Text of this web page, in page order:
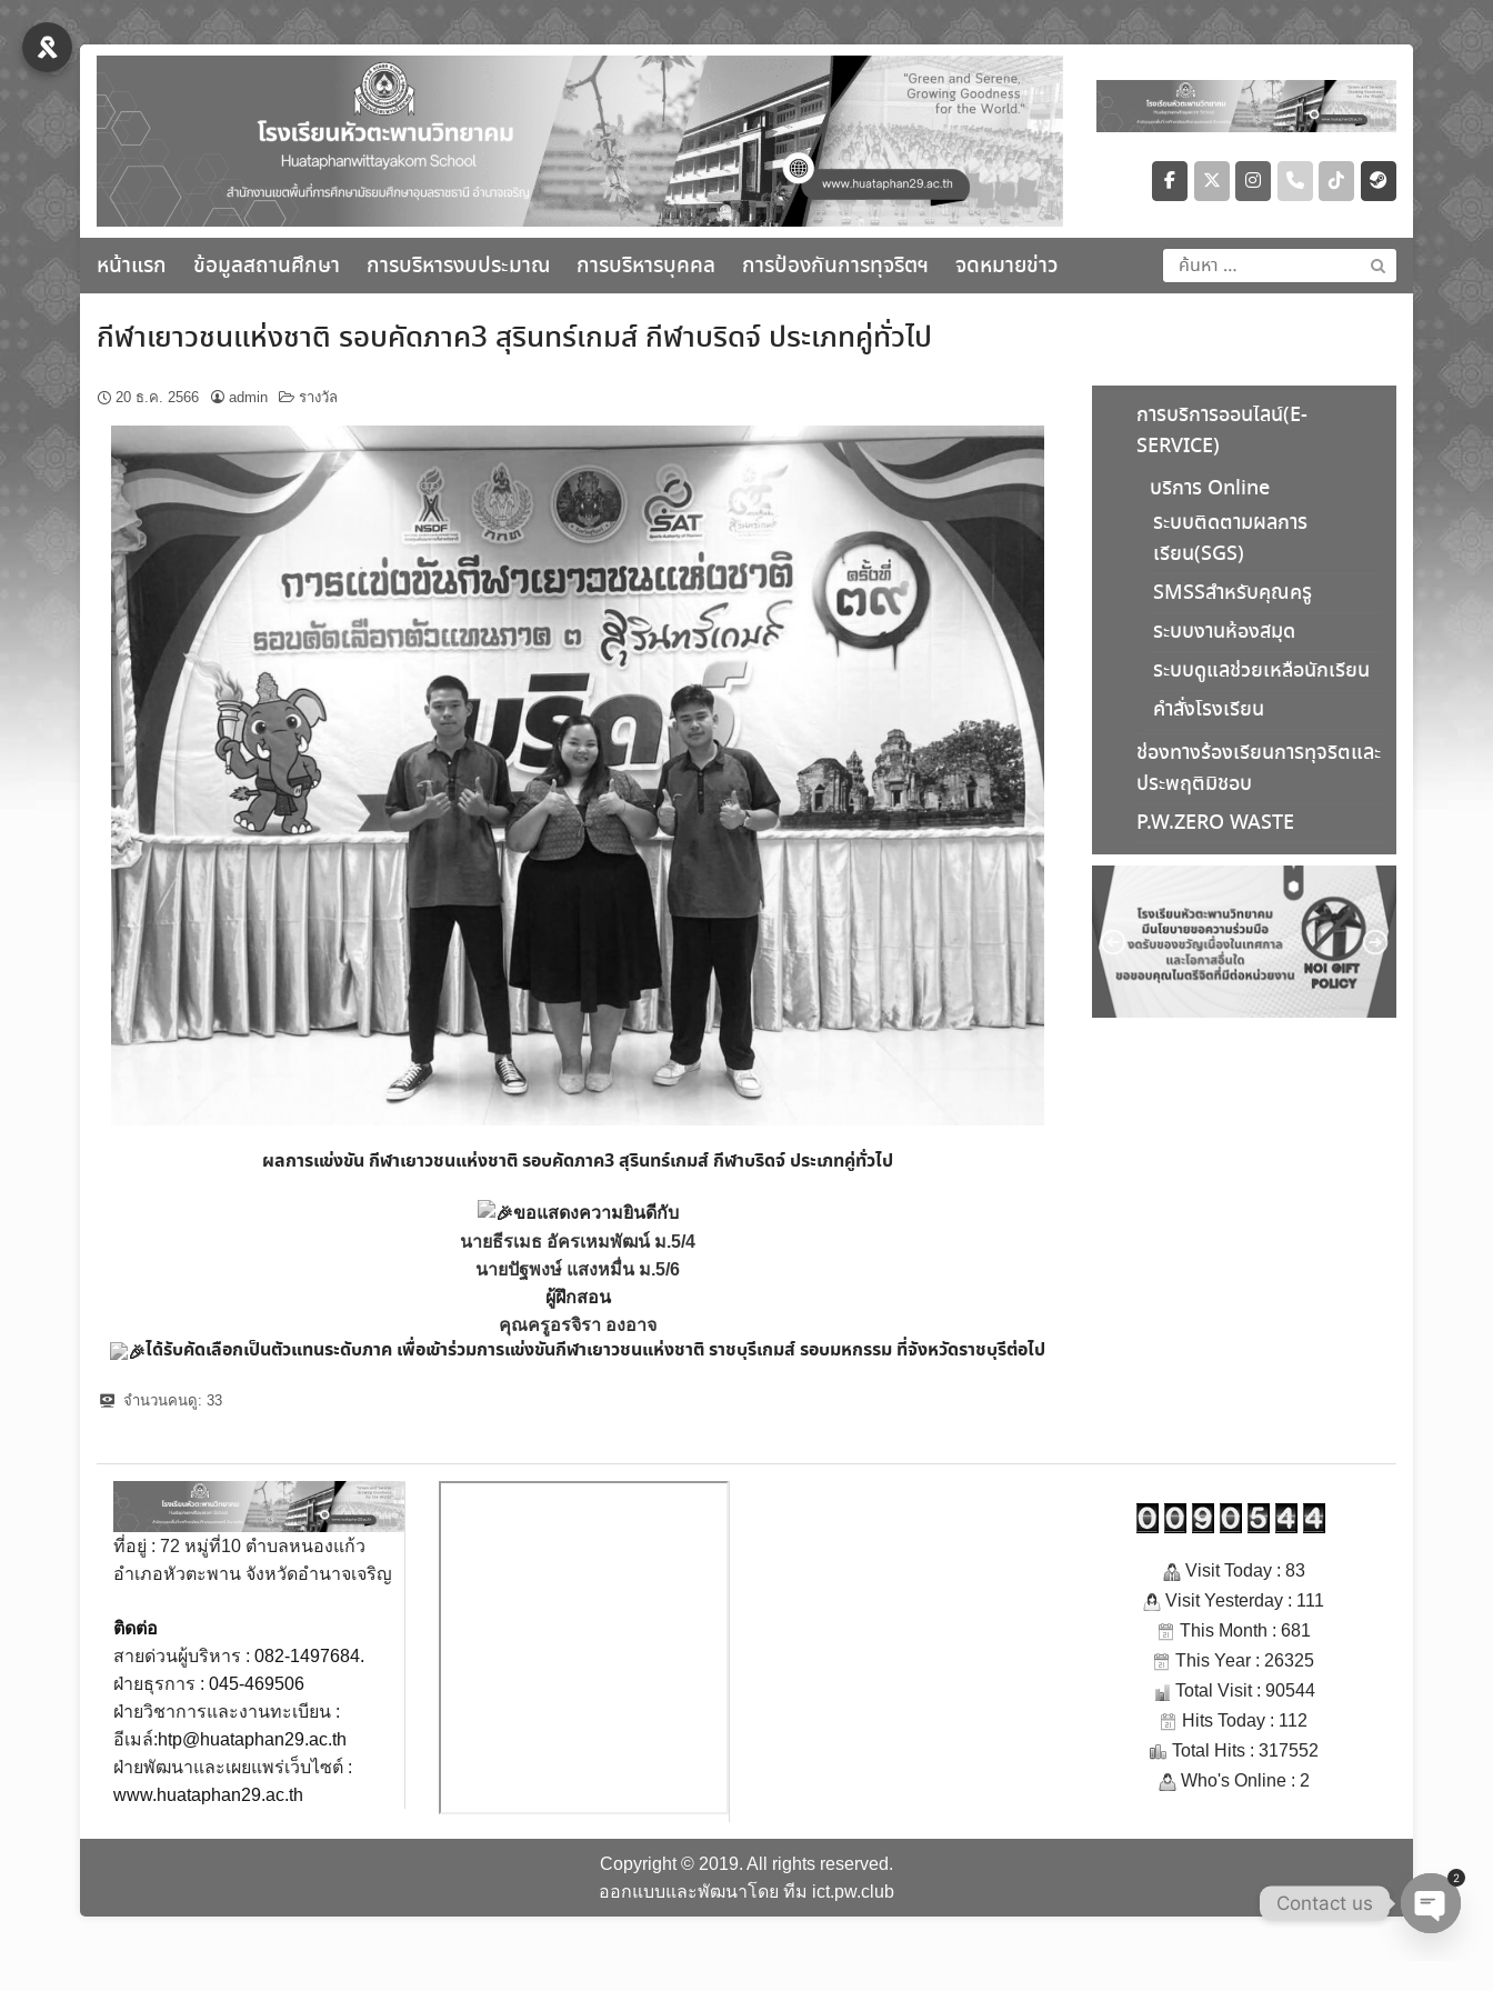
Skip
content
หน้าแรก ข้อมูลสถานศึกษา การบริหารงบประมาณ การบริหารบุคคล การป้องกันการทุจริตฯ จดหมายข่าว
ค้นหา
สำหรับ:
กีฬาเยาวชนแห่งชาติ รอบคัดภาค3 สุรินทร์เกมส์ กีฬาบริดจ์ ประเภทคู่ทั่วไป
20 ธ.ค. 2566 admin รางวัล
ผลการแข่งขัน กีฬาเยาวชนแห่งชาติ รอบคัดภาค3 สุรินทร์เกมส์ กีฬาบริดจ์ ประเภทคู่ทั่วไป
ขอแสดงความยินดีกับ
นายธีรเมธ อัครเหมพัฒน์ ม.5/4
นายปัฐพงษ์ แสงหมื่น ม.5/6
ผู้ฝึกสอน
คุณครูอรจิรา องอาจ
ได้รับคัดเลือกเป็นตัวแทนระดับภาค เพื่อเข้าร่วมการแข่งขันกีฬาเยาวชนแห่งชาติ ราชบุรีเกมส์ รอบมหกรรม ที่จังหวัดราชบุรีต่อไป
จำนวนคนดู: 33
การบริการออนไลน์(E-
SERVICE)
บริการ Online
ระบบติดตามผลการ
เรียน(SGS)
SMSSสำหรับคุณครู
ระบบงานห้องสมุด
ระบบดูแลช่วยเหลือนักเรียน
คำสั่งโรงเรียน
ช่องทางร้องเรียนการทุจริตและ
ประพฤติมิชอบ
P.W.ZERO WASTE
ที่อยู่ : 72 หมู่ที่10 ตำบลหนองแก้ว
อำเภอหัวตะพาน จังหวัดอำนาจเจริญ
ติดต่อ
สายด่วนผู้บริหาร : 082-1497684.
ฝ่ายธุรการ : 045-469506
ฝ่ายวิชาการและงานทะเบียน :
อีเมล์:htp@huataphan29.ac.th
ฝ่ายพัฒนาและเผยแพร่เว็บไซต์ :
www.huataphan29.ac.th
Visit Today : 83
Visit Yesterday : 111
This Month : 681
This Year : 26325
Total Visit : 90544
Hits Today : 112
Total Hits : 317552
Who's Online : 2
Copyright © 2019. All rights reserved.
ออกแบบและพัฒนาโดย ทีม ict.pw.club
Contact us
2